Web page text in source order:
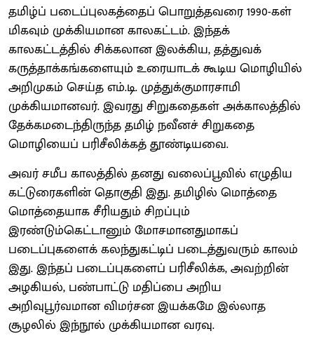
தமிழ்ப் படைப்புலகத்தைப் பொறுத்தவரை 1990-கள்
மிகவும் முக்கியமான காலகட்டம். இந்தக்
காலகட்டத்தில் சிக்கலான இலக்கிய, தத்துவக்
கருத்தாக்கங்களையும் உரையாடக் கூடிய மொழியில்
அறிமுகம் செய்த எம்.டி. முத்துக்குமாரசாமி
முக்கியமானவர். இவரது சிறுகதைகள் அக்காலத்தில்
தேக்கமடைந்திருந்த தமிழ் நவீனச் சிறுகதை
மொழியைப் பரிசீலிக்கத் தூண்டியவை.
அவர் சமீப காலத்தில் தனது வலைப்பூவில் எழுதிய
கட்டுரைகளின் தொகுதி இது. தமிழில் மொத்தை
மொத்தையாக சீரியதும் சிறப்பும்
இரண்டும்கெட்டானும் மோசமானதுமாகப்
படைப்புகளைக் கலந்துகட்டிப் படைத்துவரும் காலம்
இது. இந்தப் படைப்புகளைப் பரிசீலிக்க, அவற்றின்
அழகியல், பண்பாட்டு மதிப்பை அறிய
அறிவுபூர்வமான விமர்சன இயக்கமே இல்லாத
சூழலில் இந்நூல் முக்கியமான வரவு.